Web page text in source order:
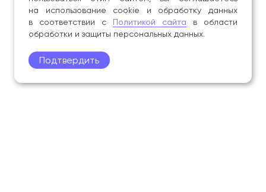
на использование cookie и обработку данных
в соответствии с Политикой сайта в области
обработки и защиты персональных данных.
Подтвердить